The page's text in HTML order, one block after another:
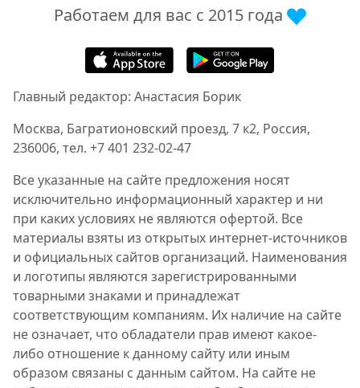
Работаем для вас с 2015 года
Главный редактор: Анастасия Борик
Москва, Багратионовский проезд, 7 к2, Россия,
236006, тел. +7 401 232-02-47
Все указанные на сайте предложения носят
исключительно информационный характер и ни
при каких условиях не являются офертой. Все
материалы взяты из открытых интернет-источников
и официальных сайтов организаций. Наименования
и логотипы являются зарегистрированными
товарными знаками и принадлежат
соответствующим компаниям. Их наличие на сайте
не означает, что обладатели прав имеют какое-
либо отношение к данному сайту или иным
образом связаны с данным сайтом. На сайте не